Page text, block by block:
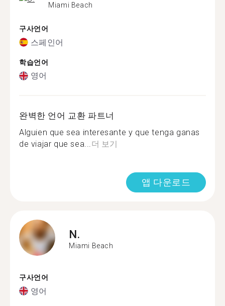
Miami Beach
구사언어
스페인어
학습언어
영어
완벽한 언어 교환 파트너
Alguien que sea interesante y que tenga ganas
de viajar que sea...더 보기
앱 다운로드
N.
Miami Beach
구사언어
영어